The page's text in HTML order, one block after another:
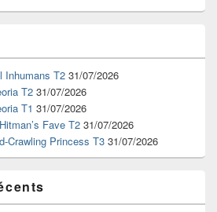
Inhumans T2 31/07/2026
T2 31/07/2026
T1 31/07/2026
Fave T2 31/07/2026
Crawling Princess T3 31/07/2026